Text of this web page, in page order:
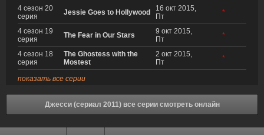
4 сезон 20
серия
Jessie Goes to Hollywood
16 окт 2015,
Пт
*
4 сезон 19
серия
The Fear in Our Stars
9 окт 2015,
Пт
*
4 сезон 18
серия
The Ghostess with the
Mostest
2 окт 2015,
Пт
*
показать все серии
Джесси (сериал 2011) все серии смотреть онлайн